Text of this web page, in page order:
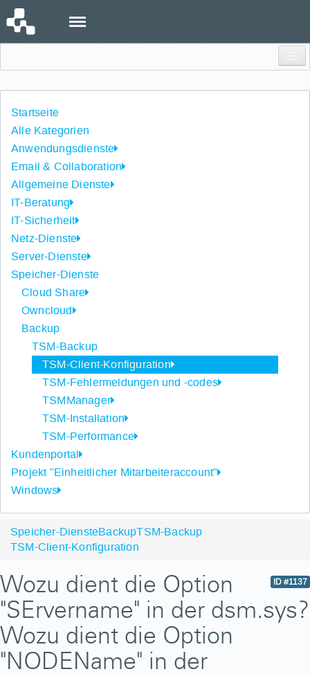
Startseite
Alle Kategorien
Anwendungsdienste
Email & Collaboration
Allgemeine Dienste
IT-Beratung
IT-Sicherheit
Netz-Dienste
Server-Dienste
Speicher-Dienste
Cloud Share
Owncloud
Backup
TSM-Backup
TSM-Client-Konfiguration
TSM-Fehlermeldungen und -codes
TSMManager
TSM-Installation
TSM-Performance
Kundenportal
Projekt "Einheitlicher Mitarbeiteraccount"
Windows
Speicher-DiensteBackupTSM-Backup
TSM-Client-Konfiguration
ID #1137
Wozu dient die Option
"SErvername" in der dsm.sys?
Wozu dient die Option
"NODEName" in der